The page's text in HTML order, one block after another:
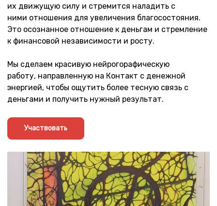
их движущую силу и стремится наладить с
ними отношения для увеличения благосостояния.
Это осознанное отношение к деньгам и стремление
к финансовой независимости и росту.
Мы сделаем красивую нейрогорафическую
работу, направленную на Контакт с денежной
энергией, чтобы ощутить более тесную связь с
деньгами и получить нужный результат.
Участвовать